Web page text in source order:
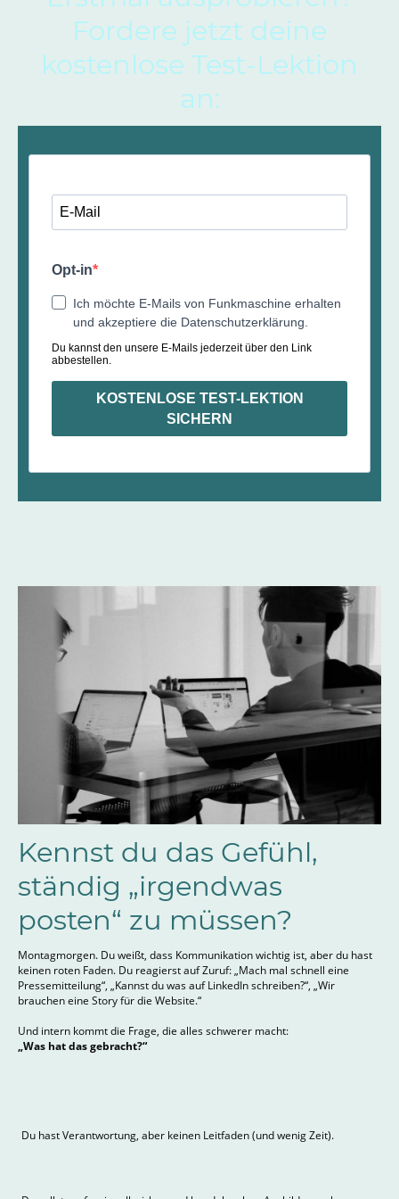
Fordere jetzt deine
kostenlose Test-Lektion
an:
Opt-in
Ich möchte E-Mails von Funkmaschine erhalten
und akzeptiere die Datenschutzerklärung.
Du kannst den unsere E-Mails jederzeit über den Link
abbestellen.
KOSTENLOSE TEST-LEKTION
SICHERN
Kennst du das Gefühl,
ständig „irgendwas
posten“ zu müssen?
Montagmorgen. Du weißt, dass Kommunikation wichtig ist, aber du hast
keinen roten Faden. Du reagierst auf Zuruf: „Mach mal schnell eine
Pressemitteilung“, „Kannst du was auf LinkedIn schreiben?“, „Wir
brauchen eine Story für die Website.“
Und intern kommt die Frage, die alles schwerer macht:
„Was hat das gebracht?“
Du hast Verantwortung, aber keinen Leitfaden (und wenig Zeit).